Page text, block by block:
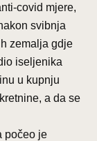
covid mjere,
svibnja
zemalja gdje
iseljenika
u kupnju
a da se
počeo je